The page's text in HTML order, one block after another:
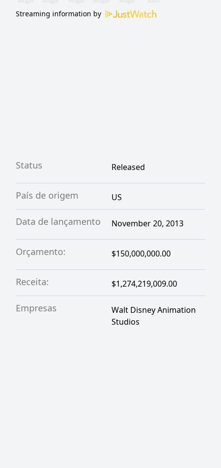
chamado Olaf, Anna e Kristoff enfrentam
obstáculos em uma corrida para salvar o
Streaming information by
Status Released
País de origem US
Data de lançamento November 20, 2013
Orçamento: $150,000,000.00
Receita: $1,274,219,009.00
Empresas
Walt Disney Animation
Studios